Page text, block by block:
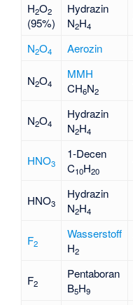
H2O2
(95%)
Hydrazin
N2H4
N2O4 Aerozin
N2O4
MMH
CH6N2
N2O4
Hydrazin
N2H4
HNO3
1-Decen
C10H20
HNO3
Hydrazin
N2H4
F2
Wasserstoff
H2
F2
Pentaboran
B5H9